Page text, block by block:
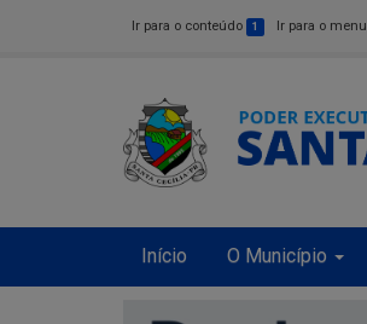
Ir para o conteúdo 1 Ir para o menu
Início O Município